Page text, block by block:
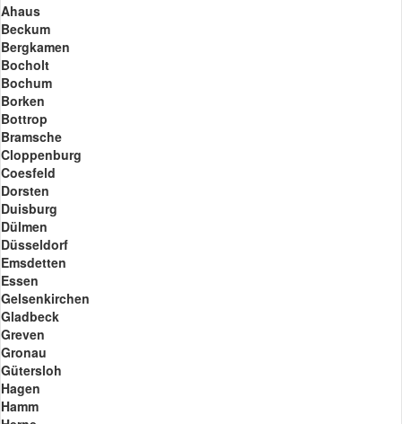
Ahaus
Beckum
Bergkamen
Bocholt
Bochum
Borken
Bottrop
Bramsche
Cloppenburg
Coesfeld
Dorsten
Duisburg
Dülmen
Düsseldorf
Emsdetten
Essen
Gelsenkirchen
Gladbeck
Greven
Gronau
Gütersloh
Hagen
Hamm